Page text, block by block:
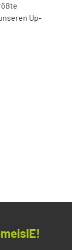
Up-